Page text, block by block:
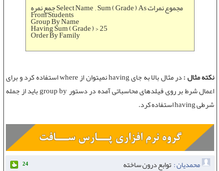
جمع نمره Select Name , Sum ( Grade ) As مجموع نمرات From Students
Group By Name
Having Sum ( Grade ) > 25
Order By Family
نکته مثال :
در مثال بالا به جای having نمیتوان از where استفاده کرد و برای
اعمال شرط بر روی فیلدهای محاسباتی آمده دردستور group by باید ازجمله
شرطی having
استفاده کرد.
محمدیان : توابع درون ساخته 24